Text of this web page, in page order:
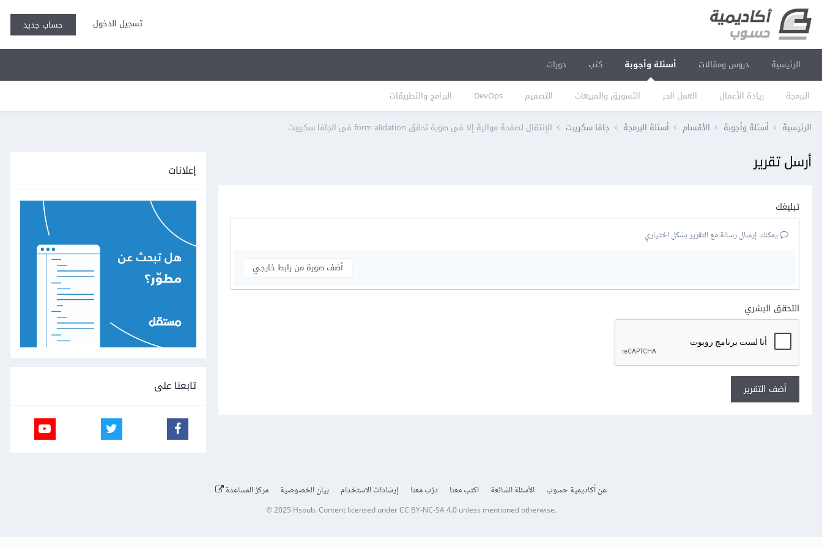
تسجيل الدخول حساب جديد
الرئيسية دروس ومقالات أسئلة وأجوبة
البرمجة ريادة الأعمال العمل الحر التسويق والمبيعات التصميم DevOps البرامج والتطبيقات
كتب دورات
الرئيسية أسئلة وأجوبة الأقسام أسئلة البرمجة جافا سكريبت الإنتقال لصفحة موالية إلا في صورة تحقق form alidation في الجافا سكريبت
أرسل تقرير
تبليغك
يمكنك إرسال رسالة مع التقرير بشكل اختياري
أضف صورة من رابط خارجي
التحقق البشري
أضف التقرير
إعلانات
تابعنا على
عن أكاديمية حسوب الأسئلة الشائعة اكتب معنا درّب معنا إرشادات الاستخدام بيان الخصوصية مركز المساعدة
© 2025 Hsoub.Content licensed underCC BY-NC-SA 4.0unless mentioned otherwise.